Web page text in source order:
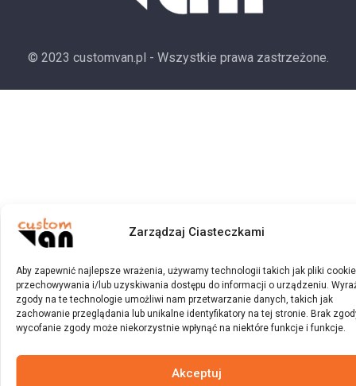
Zarządzaj Ciasteczkami
Aby zapewnić najlepsze wrażenia, używamy technologii takich jak pliki
przechowywania i/lub uzyskiwania dostępu do informacji o urządzeniu.
zgody na te technologie umożliwi nam przetwarzanie danych, takich jak
zachowanie przeglądania lub unikalne identyfikatory na tej stronie. Brak
wycofanie zgody może niekorzystnie wpłynąć na niektóre funkcje i funkcje.
Akceptuj
© 2023 customvan.pl - Wszystkie prawa zastrzeżone.